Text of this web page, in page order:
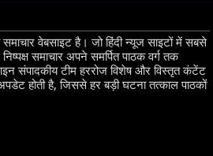
वेबसाइट है। जो हिंदी न्यूज साइटों में सबसे
समाचार अपने समर्पित पाठक वर्ग तक
संपादकीय टीम हररोज विशेष और विस्तृत कंटेंट
होती है, जिससे हर बड़ी घटना तत्काल पाठकों